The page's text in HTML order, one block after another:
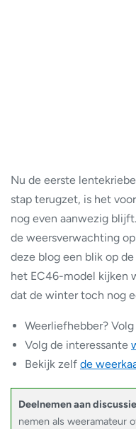
Nu de eerste
stap terugzet, is het
nog even aanwezig
de weersverwachting
deze blog een blik op
het EC46-model kijken
dat de winter toch nog
Weerliefhebber? Volg
Volg de interessante
Bekijk zelf de
Deelnemen aan
nemen als weeramateur